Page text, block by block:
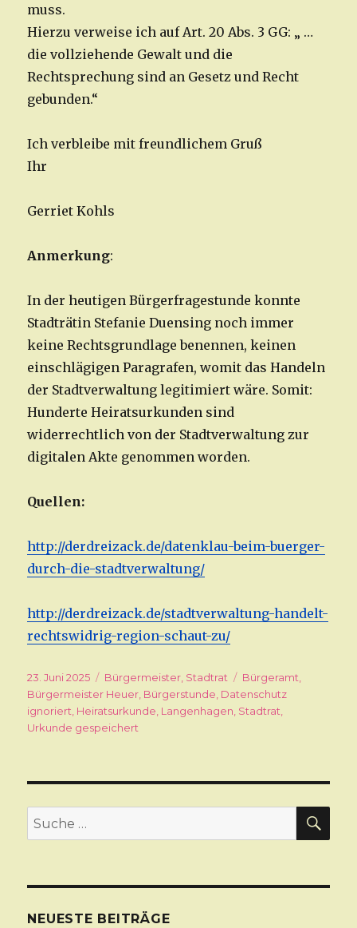
muss.
Hierzu verweise ich auf Art. 20 Abs. 3 GG: „ …
die vollziehende Gewalt und die
Rechtsprechung sind an Gesetz und Recht
gebunden.“
Ich verbleibe mit freundlichem Gruß
Ihr
Gerriet Kohls
Anmerkung:
In der heutigen Bürgerfragestunde konnte
Stadträtin Stefanie Duensing noch immer
keine Rechtsgrundlage benennen, keinen
einschlägigen Paragrafen, womit das Handeln
der Stadtverwaltung legitimiert wäre. Somit:
Hunderte Heiratsurkunden sind
widerrechtlich von der Stadtverwaltung zur
digitalen Akte genommen worden.
Quellen:
http://derdreizack.de/datenklau-beim-buerger-
durch-die-stadtverwaltung/
http://derdreizack.de/stadtverwaltung-handelt-
rechtswidrig-region-schaut-zu/
Veröffentlicht
am
23. Juni 2025 Kategorien
Bürgermeister, Stadtrat Schlagwörter
Bürgeramt,
Bürgermeister Heuer, Bürgerstunde, Datenschutz
ignoriert, Heiratsurkunde, Langenhagen, Stadtrat,
Urkunde gespeichert
Suche
nach:
NEUESTE BEITRÄGE